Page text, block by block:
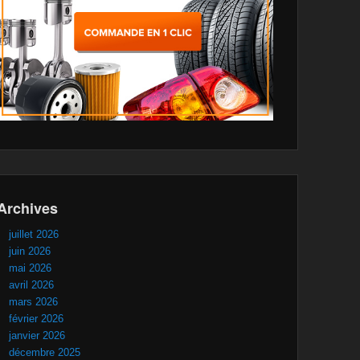
juillet 2026
juin 2026
mai 2026
avril 2026
mars 2026
février 2026
janvier 2026
décembre 2025